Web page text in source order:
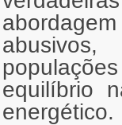
equilíbrio
energético.